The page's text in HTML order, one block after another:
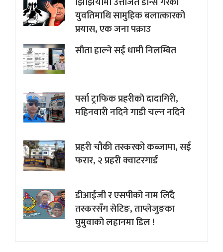
युवतिमाथि सामुहिक बलात्कारको
प्रयास, एक जना पक्राउ
सौता हाल्ने सई धामी निलम्बित
पर्सा ट्राफिक प्रहरीकाे दादागिरी,
महिनवारी नदिने गाडी चल्न नदिने
प्रहरी चौकी तस्करको कब्जामा, सई
फरार, २ प्रहरी क्वाटरगार्ड
डीआईजी र एसपीको नाम लिँदै
तस्करसँग सेटिङ, ताप्लेजुङका
घुमुवाको लहानमा डिल !